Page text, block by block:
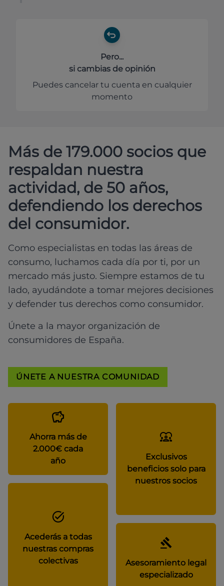
Pero...
si cambias de opinión
Puedes cancelar tu cuenta en cualquier
momento
Más de 179.000 socios que
respaldan nuestra
actividad, de 50 años,
defendiendo los derechos
del consumidor.
Como especialistas en todas las áreas de
consumo, luchamos cada día por ti, por un
mercado más justo. Siempre estamos de tu
lado, ayudándote a tomar mejores decisiones
y defender tus derechos como consumidor.
Únete a la mayor organización de
consumidores de España.
ÚNETE A NUESTRA COMUNIDAD
Ahorra más de
2.000€ cada
año
Exclusivos
beneficios solo para
nuestros socios
Acederás a todas
nuestras compras
colectivas
Asesoramiento legal
especializado